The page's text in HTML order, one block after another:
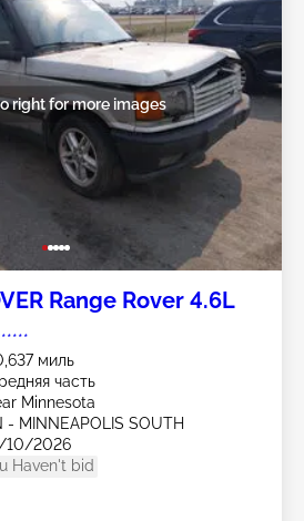
right for more images
Range Rover 4.6L
миль
часть
Minnesota
- MINNEAPOLIS SOUTH
10/2026
Haven't bid